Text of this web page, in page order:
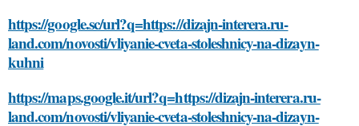
https://google.sc/url?q=https://dizajn-interera.ru-
land.com/novosti/vliyanie-cveta-stoleshnicy-na-dizayn-
kuhni
https://maps.google.it/url?q=https://dizajn-interera.ru-
land.com/novosti/vliyanie-cveta-stoleshnicy-na-dizayn-